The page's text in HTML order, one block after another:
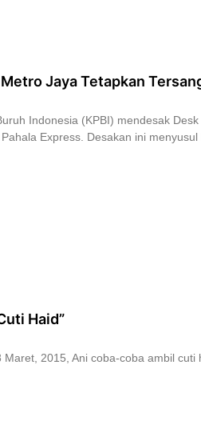
Jaya Tetapkan
Indonesia (KPBI) mendesak
Express. Desakan ini menyusul
Haid”
2015, Ani coba-coba ambil